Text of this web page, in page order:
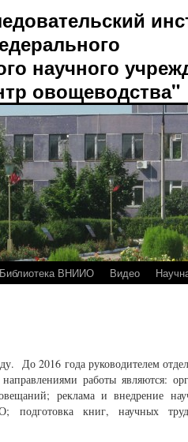
научного
овощеводства"
Библиотека ВНИИО Видео
До 2016 года руководителем
работы являются:
реклама и внедрение
подготовка книг, научных